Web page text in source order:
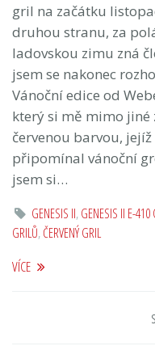
gril na začátku
druhou stranu, za
ladovskou zimu zná
jsem se nakonec
Vánoční edice od
který si mě mimo jiné
červenou barvou,
připomínal vánoční
jsem si…
GENESIS II,GENESIS II E-
GRILŮ,ČERVENÝ GRIL
VÍCE